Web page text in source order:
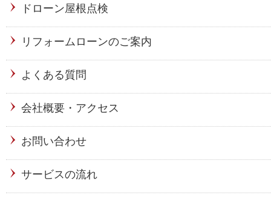
ドローン屋根点検
リフォームローンのご案内
よくある質問
会社概要・アクセス
お問い合わせ
サービスの流れ